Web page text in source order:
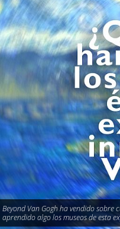
Beyond Van Gogh ha vendido
aprendido algo los museos de esta